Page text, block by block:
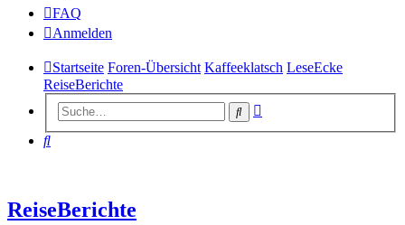
FAQ
Anmelden
Startseite Foren-Übersicht Kaffeeklatsch LeseEcke
ReiseBerichte
Suche
Suche
ReiseBerichte